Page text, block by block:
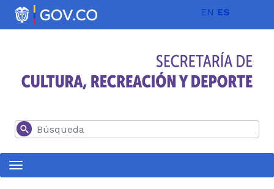
Pasar al contenido principal EN ES
Buscar